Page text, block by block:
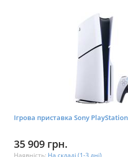
Ігрова приставка Sony
35 909 грн.